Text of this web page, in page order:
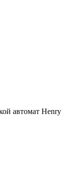
автомат Henry